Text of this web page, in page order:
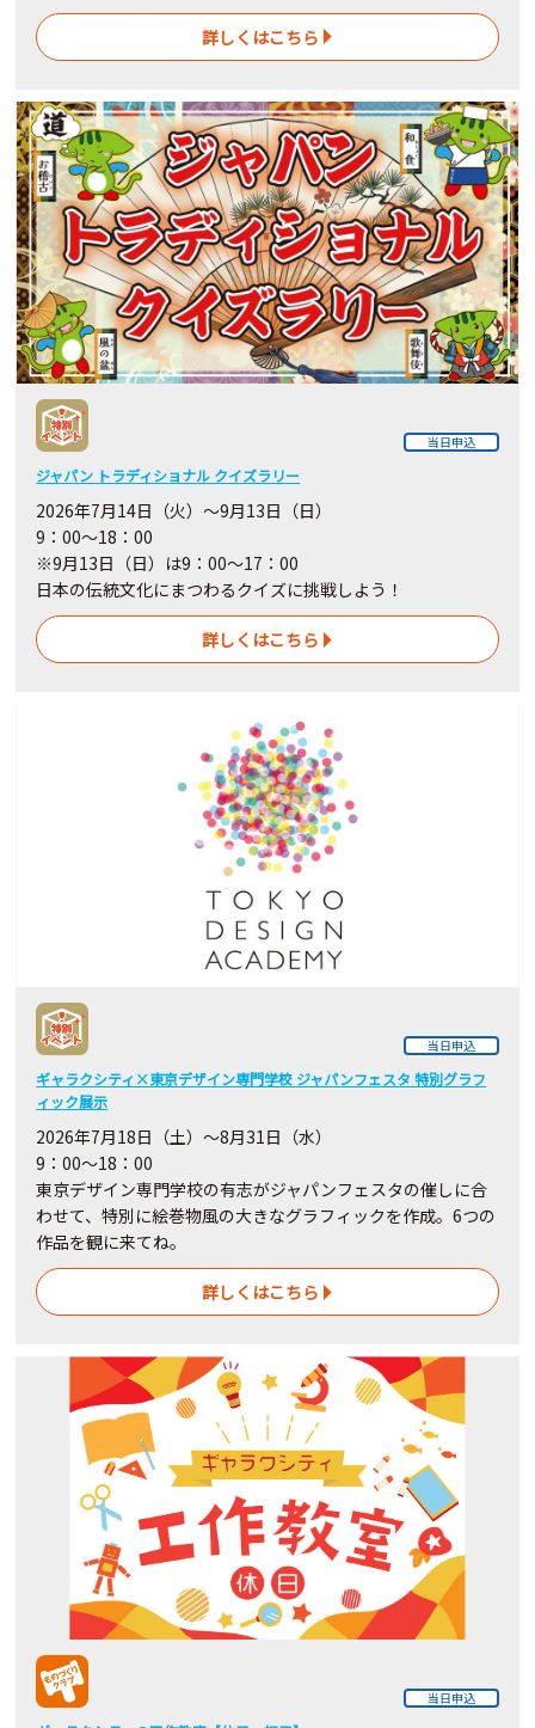
詳しくはこちら
当日申込
ジャパン トラディショナル クイズラリー
2026年7月14日（火）～9月13日（日）
9：00～18：00
※9月13日（日）は9：00～17：00
日本の伝統文化にまつわるクイズに挑戦しよう！
詳しくはこちら
当日申込
ギャラクシティ×東京デザイン専門学校 ジャパンフェスタ 特別グラフ
ィック展示
2026年7月18日（土）～8月31日（水）
9：00～18：00
東京デザイン専門学校の有志がジャパンフェスタの催しに合
わせて、特別に絵巻物風の大きなグラフィックを作成。6つの
作品を観に来てね。
詳しくはこちら
当日申込